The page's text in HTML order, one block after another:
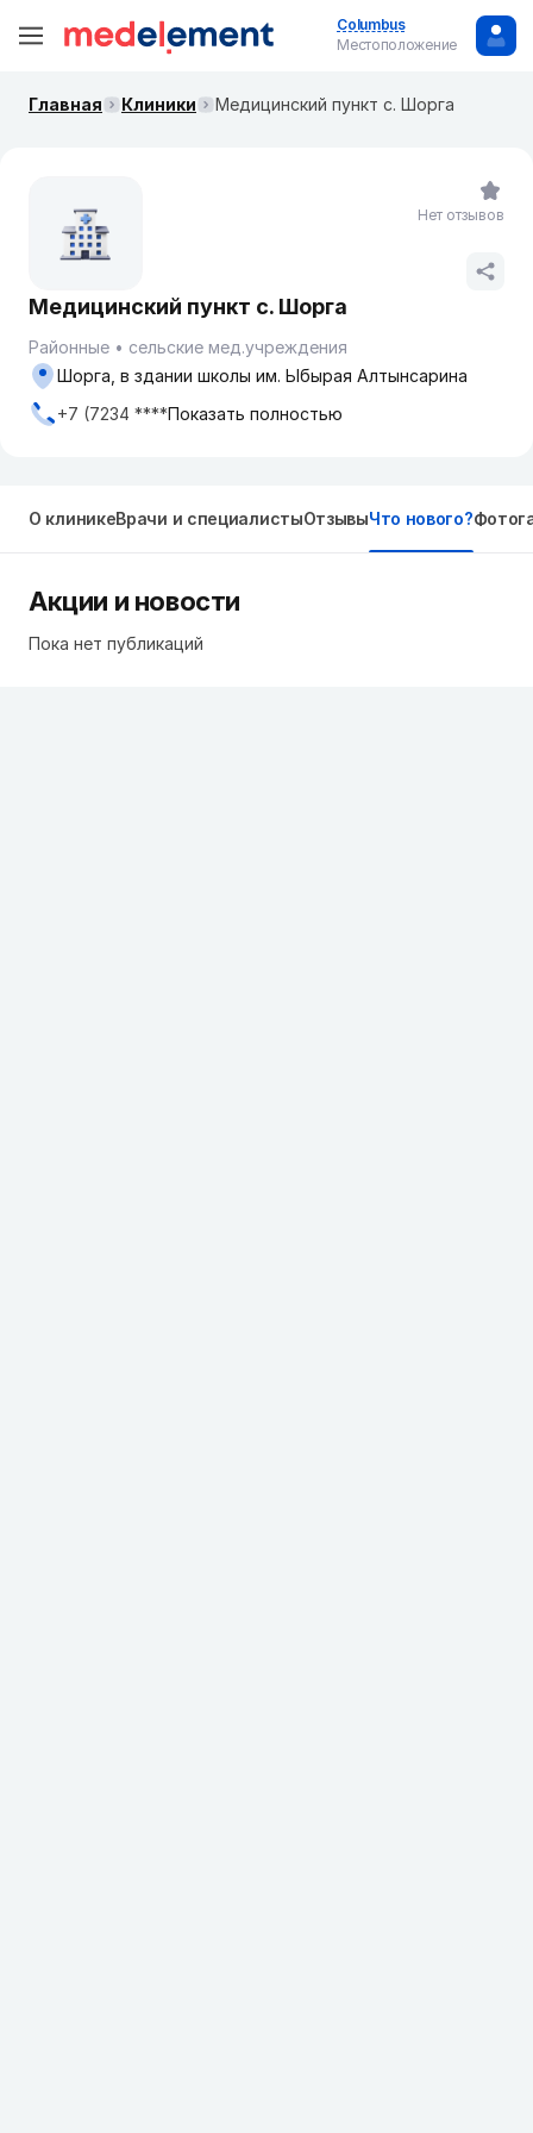
Columbus
Местоположение
Главная Клиники Медицинский пункт с. Шорга
Медицинский пункт с. Шорга
Районные
сельские мед.учреждения
Шорга, в здании школы им. Ыбырая Алтынсарина
+7 (7234 ****Показать полностью
Нет отзывов
О клиникеВрачи и специалистыОтзывыЧто нового?
Акции и новости
Пока нет публикаций